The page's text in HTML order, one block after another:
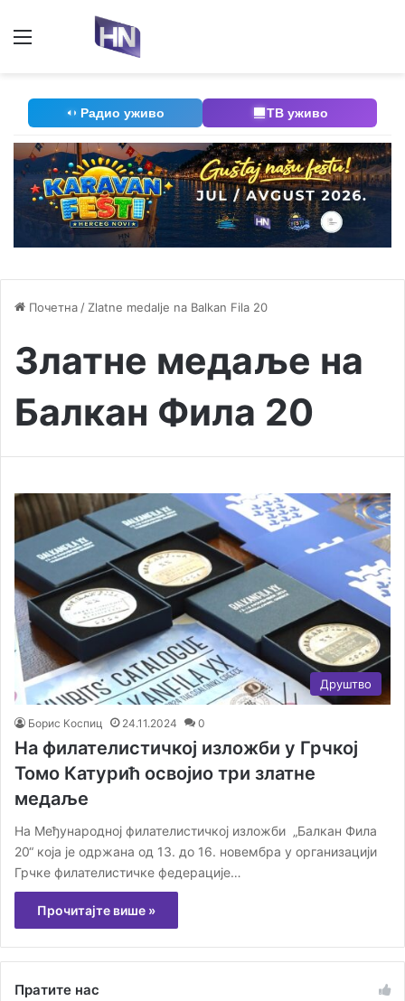
Радио уживо ТВ уживо
Почетна / Zlatne medalje na Balkan Fila 20
Златне медаље на
Балкан Фила 20
Друштво
Борис Коспиц 24.11.2024 0
На филателистичкој изложби у Грчкој
Томо Катурић освојио три златне
медаље
На Међународној филателистичкој изложби „Балкан Фила
20“ која је одржана од 13. до 16. новембра у организацији
Грчке филателистичке федерације…
Прочитајте више »
Пратите нас